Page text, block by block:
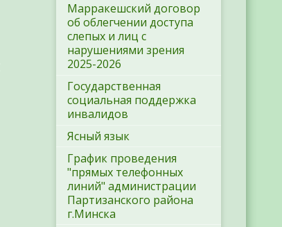
Марракешский договор
об облегчении доступа
слепых и лиц с
нарушениями зрения
2025-2026
Государственная
социальная поддержка
инвалидов
Ясный язык
График проведения
"прямых телефонных
линий" администрации
Партизанского района
г.Минска